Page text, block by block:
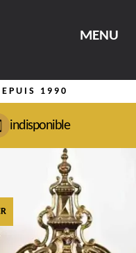
MENU
1990
indisponible